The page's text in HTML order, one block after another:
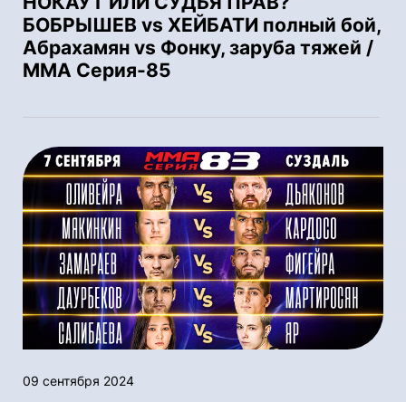
БОБРЫШЕВ vs ХЕЙБАТИ полный бой,
Абрахамян vs Фонку, заруба тяжей /
ММА Серия-85
09 сентября 2024